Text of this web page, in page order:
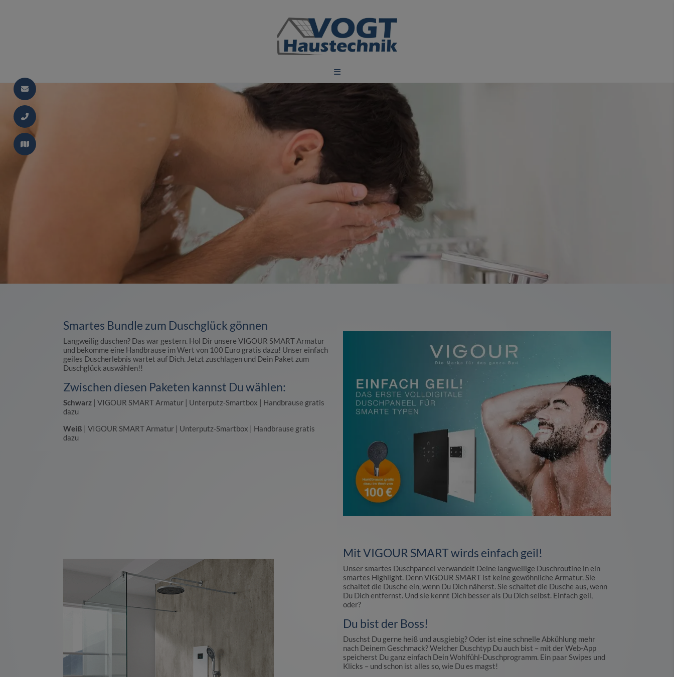
Smartes Bundle zum Duschglück gönnen
Langweilig duschen? Das war gestern. Hol Dir unsere VIGOUR SMART Armatur
und bekomme eine Handbrause im Wert von 100 Euro gratis dazu! Unser einfach
geiles Duscherlebnis wartet auf Dich. Jetzt zuschlagen und Dein Paket zum
Duschglück auswählen!!
Zwischen diesen Paketen kannst Du wählen:
Schwarz
| VIGOUR SMART Armatur | Unterputz-Smartbox | Handbrause gratis
dazu
Weiß | VIGOUR SMART Armatur | Unterputz-Smartbox | Handbrause gratis
dazu
Mit VIGOUR SMART wirds einfach geil!
Unser smartes Duschpaneel verwandelt Deine langweilige Duschroutine in ein
smartes Highlight. Denn VIGOUR SMART ist keine gewöhnliche Armatur. Sie
schaltet die Dusche ein, wenn Du Dich näherst. Sie schaltet die Dusche aus, wenn
Du Dich entfernst. Und sie kennt Dich besser als Du Dich selbst. Einfach geil,
oder?
Du bist der Boss!
Duschst Du gerne heiß und ausgiebig? Oder ist eine schnelle Abkühlung mehr
nach Deinem Geschmack? Welcher Duschtyp Du auch bist – mit der Web-App
speicherst Du ganz einfach Dein Wohlfühl-Duschprogramm. Ein paar Swipes und
Klicks – und schon ist alles so, wie Du es magst!